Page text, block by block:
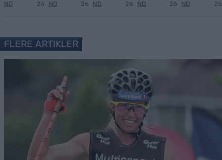
ND
26
ND
26
ND
26
ND
26
ND
26
FLERE ARTIKLER